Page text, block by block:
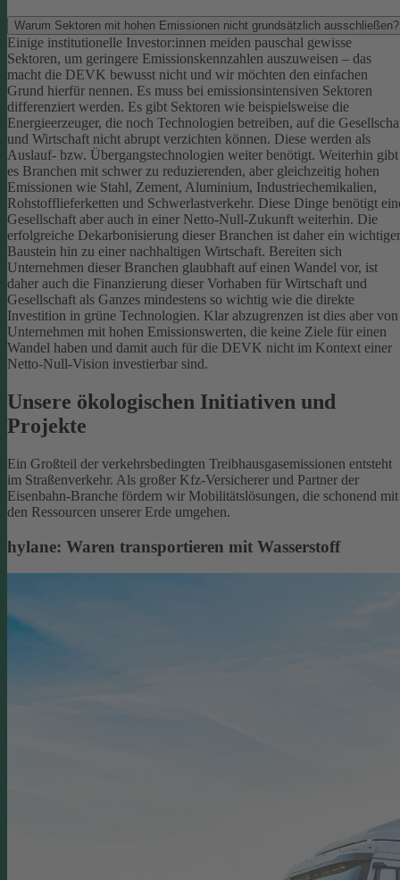
Warum Sektoren mit hohen Emissionen nicht grundsätzlich ausschließen?
Einige institutionelle Investor:innen meiden pauschal gewisse
Sektoren, um geringere Emissionskennzahlen auszuweisen – das
macht die DEVK bewusst nicht und wir möchten den einfachen
Grund hierfür nennen. Es muss bei emissionsintensiven Sektoren
differenziert werden. Es gibt Sektoren wie beispielsweise die
Energieerzeuger, die noch Technologien betreiben, auf die
und Wirtschaft nicht abrupt verzichten können. Diese werden als
Auslauf- bzw. Übergangstechnologien weiter benötigt. Weiterhin gibt
es Branchen mit schwer zu reduzierenden, aber gleichzeitig hohen
Emissionen wie Stahl, Zement, Aluminium, Industriechemikalien,
Rohstofflieferketten und Schwerlastverkehr. Diese Dinge benötigt
Gesellschaft aber auch in einer Netto-Null-Zukunft weiterhin. Die
erfolgreiche Dekarbonisierung dieser Branchen ist daher ein wichtiger
Baustein hin zu einer nachhaltigen Wirtschaft. Bereiten sich
Unternehmen dieser Branchen glaubhaft auf einen Wandel vor, ist
daher auch die Finanzierung dieser Vorhaben für Wirtschaft und
Gesellschaft als Ganzes mindestens so wichtig wie die direkte
Investition in grüne Technologien. Klar abzugrenzen ist dies aber von
Unternehmen mit hohen Emissionswerten, die keine Ziele für einen
Wandel haben und damit auch für die DEVK nicht im Kontext einer
Netto-Null-Vision investierbar sind.
Unsere ökologischen Initiativen und
Projekte
Ein Großteil der verkehrsbedingten Treibhausgasemissionen entsteht
im Straßenverkehr. Als großer Kfz-Versicherer und Partner der
Eisenbahn-Branche fördern wir Mobilitätslösungen, die schonend mit
den Ressourcen unserer Erde umgehen.
hylane: Waren transportieren mit Wasserstoff